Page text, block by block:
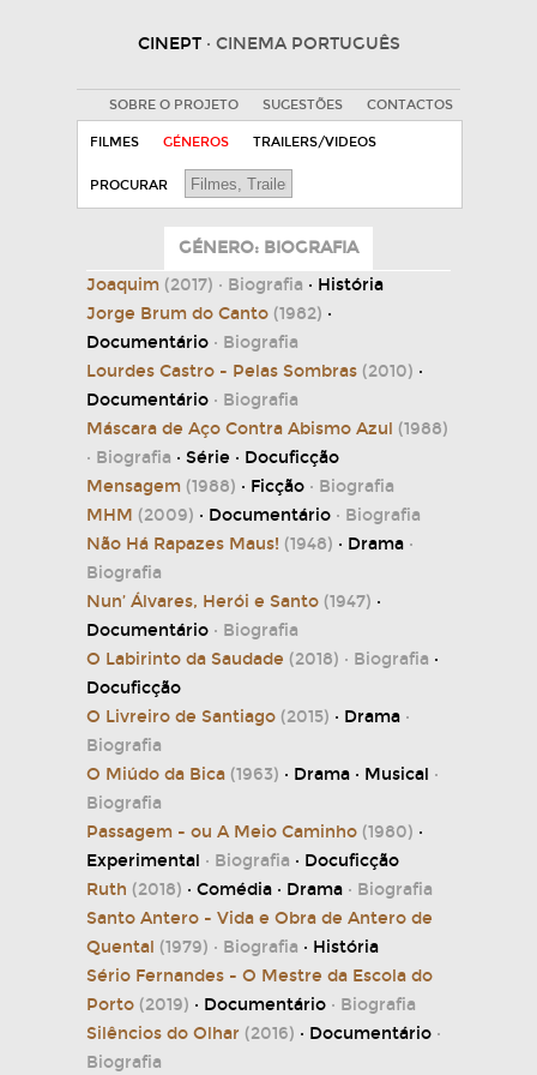
CINEPT · CINEMA PORTUGUÊS
SOBRE O PROJETO SUGESTÕES CONTACTOS
FILMES GÉNEROS TRAILERS/VIDEOS
PROCURAR
GÉNERO: BIOGRAFIA
Joaquim (2017) · Biografia · História
Jorge Brum do Canto (1982) ·
Documentário · Biografia
Lourdes Castro - Pelas Sombras (2010) ·
Documentário · Biografia
Máscara de Aço Contra Abismo Azul (1988)
· Biografia · Série · Docuficção
Mensagem (1988) · Ficção · Biografia
MHM (2009) · Documentário · Biografia
Não Há Rapazes Maus! (1948) · Drama ·
Biografia
Nun’ Álvares, Herói e Santo (1947) ·
Documentário · Biografia
O Labirinto da Saudade (2018) · Biografia ·
Docuficção
O Livreiro de Santiago (2015) · Drama ·
Biografia
O Miúdo da Bica (1963) · Drama · Musical ·
Biografia
Passagem - ou A Meio Caminho (1980) ·
Experimental · Biografia · Docuficção
Ruth (2018) · Comédia · Drama · Biografia
Santo Antero - Vida e Obra de Antero de
Quental (1979) · Biografia · História
Sério Fernandes - O Mestre da Escola do
Porto (2019) · Documentário · Biografia
Silêncios do Olhar (2016) · Documentário ·
Biografia